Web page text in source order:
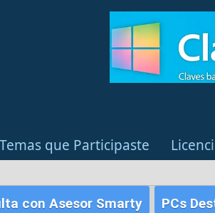
Temas que Participaste
con Asesor Smarty PCs